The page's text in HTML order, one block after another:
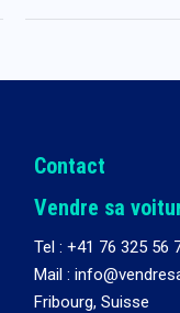
Contact
Vendre sa
Tel : +41 76 325 56
Mail :
Fribourg, Suisse